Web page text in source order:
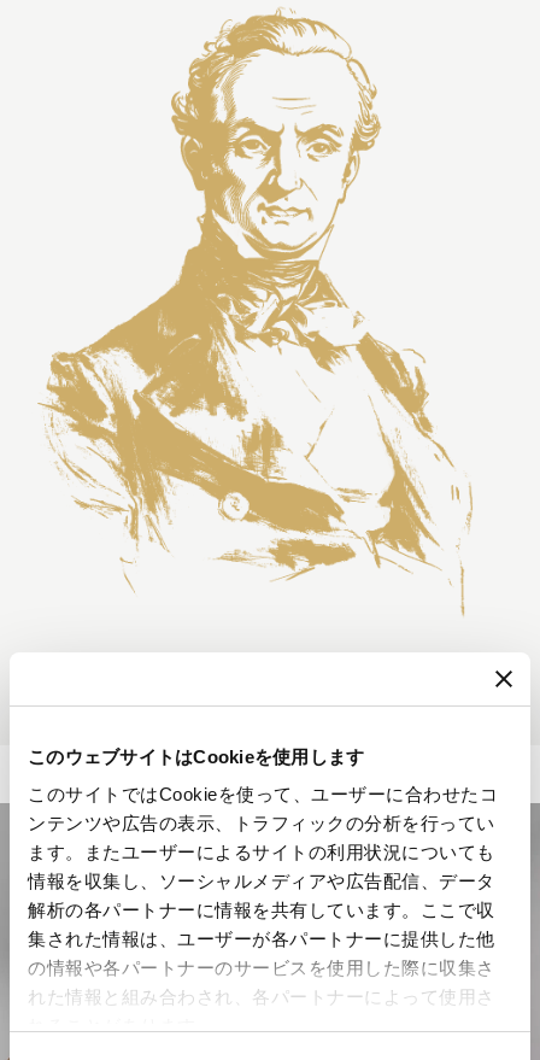
このウェブサイトはCookieを使用します
このサイトではCookieを使って、ユーザーに合わせたコ
ンテンツや広告の表示、トラフィックの分析を行ってい
ます。またユーザーによるサイトの利用状況についても
情報を収集し、ソーシャルメディアや広告配信、データ
解析の各パートナーに情報を共有しています。ここで収
集された情報は、ユーザーが各パートナーに提供した他
の情報や各パートナーのサービスを使用した際に収集さ
れた情報と組み合わされ、各パートナーによって使用さ